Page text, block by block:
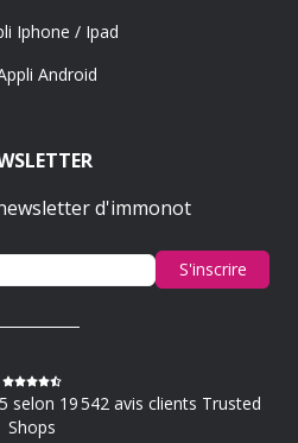
Iphone / Ipad
Android
d'immonot
S'inscrire
19 542 avis clients Trusted
Shops